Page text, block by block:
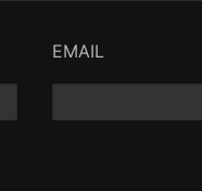
EMAIL